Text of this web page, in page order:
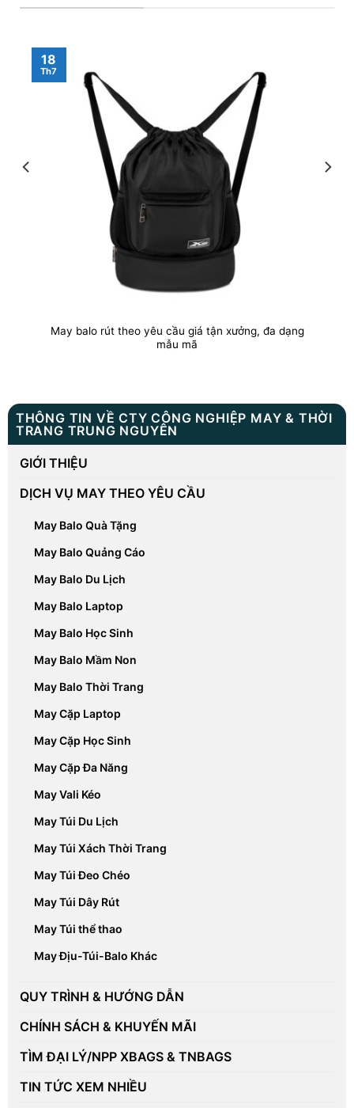
THÔNG TIN VỀ CTY CÔNG NGHIỆP MAY & THỜI
TRANG TRUNG NGUYÊN
GIỚI THIỆU
DỊCH VỤ MAY THEO YÊU CẦU
May Balo Quà Tặng
May Balo Quảng Cáo
May Balo Du Lịch
May Balo Laptop
May Balo Học Sinh
May Balo Mầm Non
May Balo Thời Trang
May Cặp Laptop
May Cặp Học Sinh
May Cặp Đa Năng
May Vali Kéo
May Túi Du Lịch
May Túi Xách Thời Trang
May Túi Đeo Chéo
May Túi Dây Rút
May Túi thể thao
May Địu-Túi-Balo Khác
QUY TRÌNH & HƯỚNG DẪN
CHÍNH SÁCH & KHUYẾN MÃI
TÌM ĐẠI LÝ/NPP XBAGS & TNBAGS
TIN TỨC XEM NHIỀU
May balo rút theo yêu cầu giá tận xưởng, đa dạng
mẫu mã
18
Th7